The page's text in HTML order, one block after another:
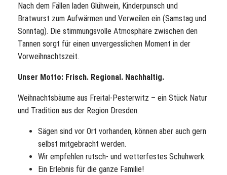
Nach dem Fällen laden Glühwein, Kinderpunsch und
Bratwurst zum Aufwärmen und Verweilen ein (Samstag und
Sonntag). Die stimmungsvolle Atmosphäre zwischen den
Tannen sorgt für einen unvergesslichen Moment in der
Vorweihnachtszeit.
Unser Motto: Frisch. Regional. Nachhaltig.
Weihnachtsbäume aus Freital-Pesterwitz – ein Stück Natur
und Tradition aus der Region Dresden.
Sägen sind vor Ort vorhanden, können aber auch gern
selbst mitgebracht werden.
Wir empfehlen rutsch- und wetterfestes Schuhwerk.
Ein Erlebnis für die ganze Familie!